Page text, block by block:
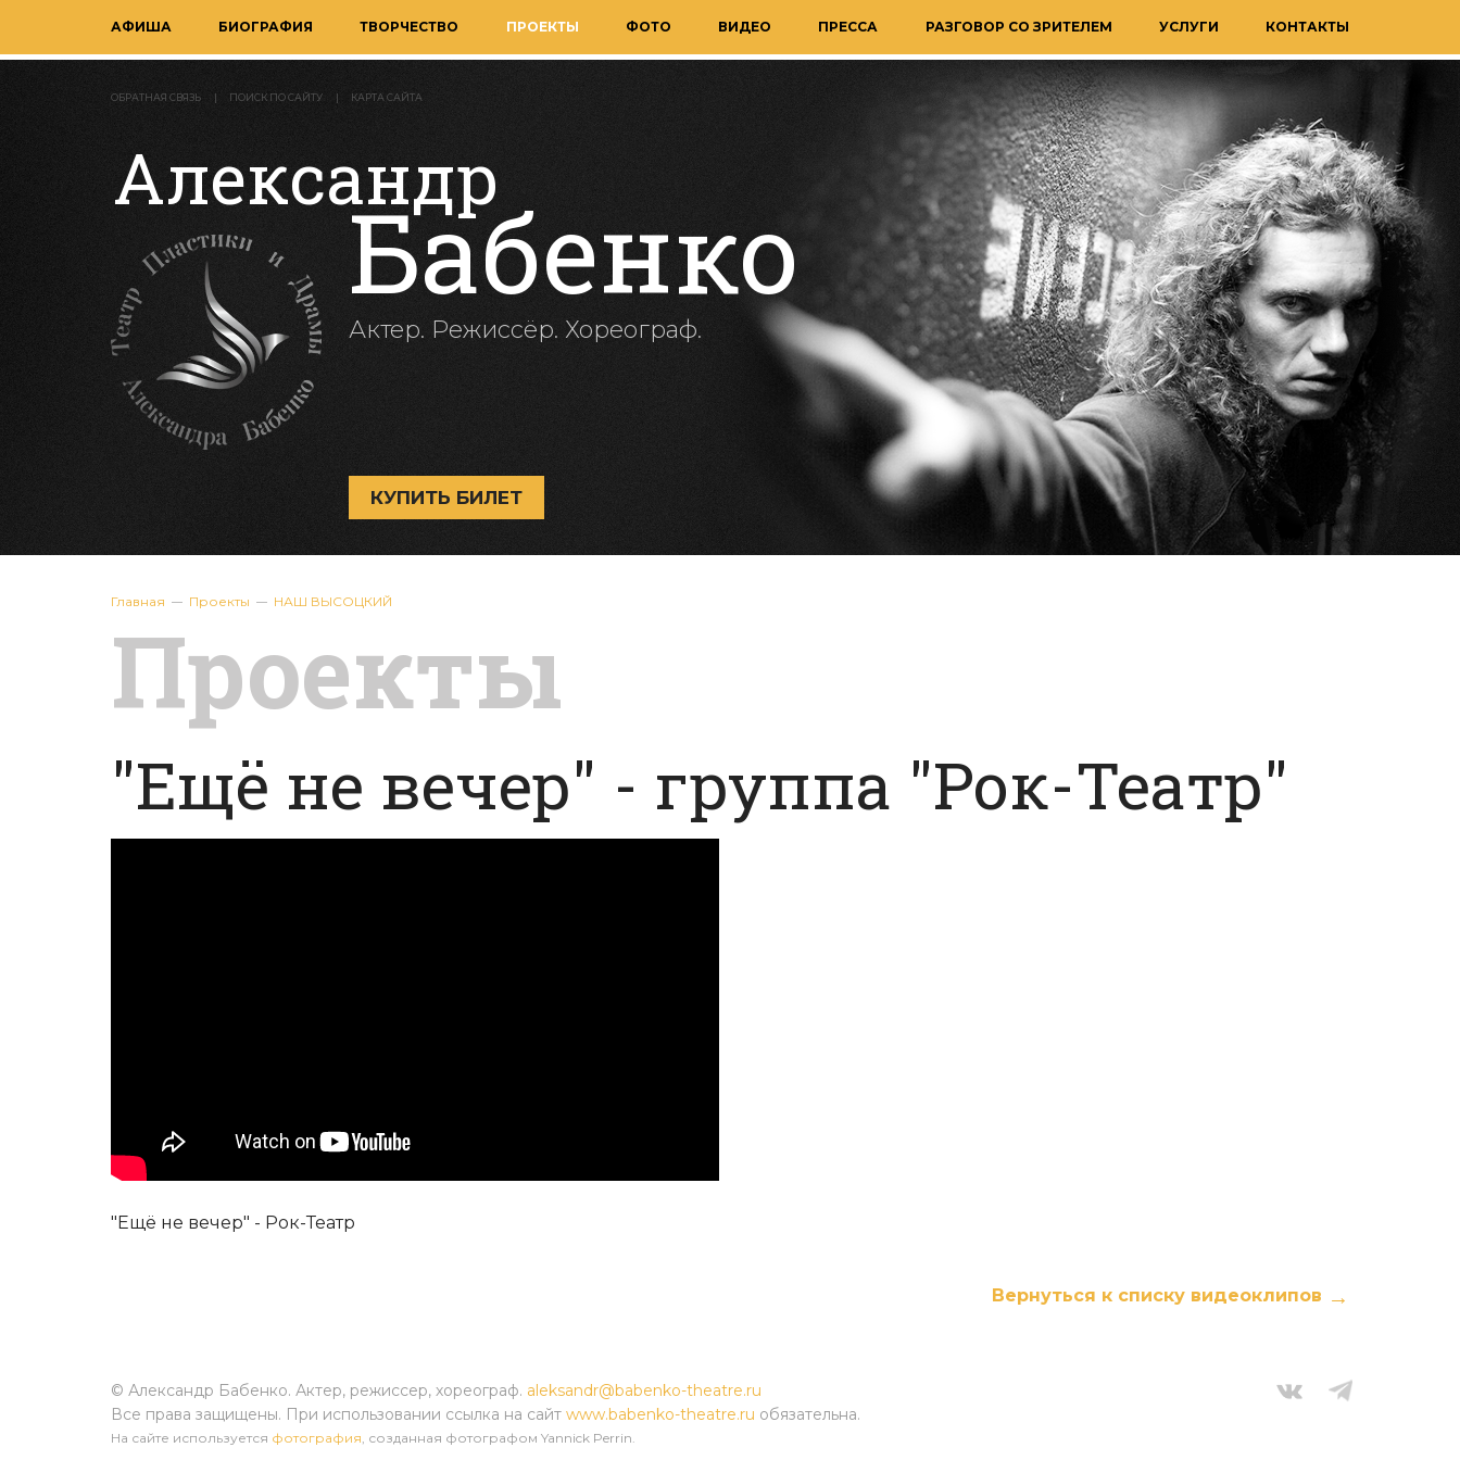
АФИША БИОГРАФИЯ ТВОРЧЕСТВО ПРОЕКТЫ ФОТО ВИДЕО ПРЕССА РАЗГОВОР СО ЗРИТЕЛЕМ УСЛУГИ КОНТАКТЫ
ОБРАТНАЯ СВЯЗЬ ПОИСК ПО САЙТУ КАРТА САЙТА
Александр
Бабенко
Актер. Режиссёр. Хореограф.
КУПИТЬ БИЛЕТ
Главная Проекты НАШ ВЫСОЦКИЙ
Проекты
"Ещё не вечер" - группа "Рок-Театр"
"Ещё не вечер" - Рок-Театр
Вернуться к списку видеоклипов
© Александр Бабенко. Актер, режиссер, хореограф. aleksandr@babenko-theatre.ru
Все права защищены. При использовании ссылка на сайт www.babenko-theatre.ru обязательна.
На сайте используется фотография , созданная фотографом Yannick Perrin.